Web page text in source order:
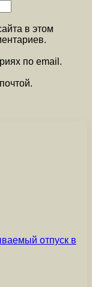
в этом
по email.
отпуск в